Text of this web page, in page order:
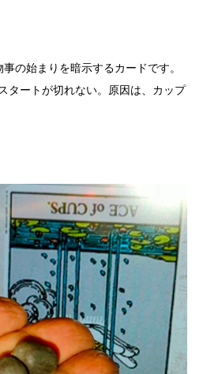
の始まりを暗示するカードです。
タートが切れない。原因は、カップ